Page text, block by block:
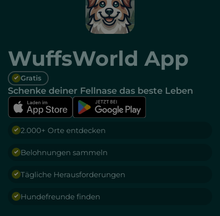
WuffsWorld App
Gratis
Schenke deiner Fellnase das beste Leben
2.000+ Orte entdecken
Belohnungen sammeln
Tägliche Herausforderungen
Hundefreunde finden